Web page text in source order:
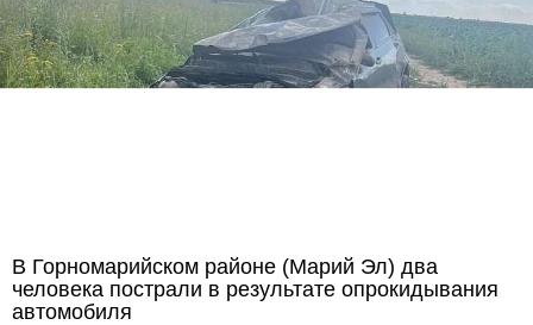
В Горномарийском районе (Марий Эл) два
человека пострали в результате опрокидывания
автомобиля